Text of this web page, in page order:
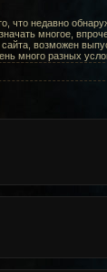
недавно
многое,
возможен
много разных